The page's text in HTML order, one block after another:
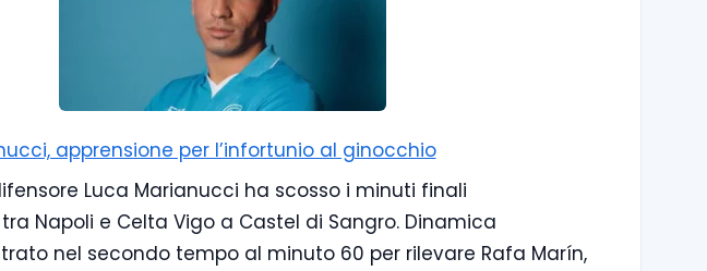
apprensione per l’infortunio al ginocchio
Luca Marianucci ha scosso i minuti finali
Napoli e Celta Vigo a Castel di Sangro. Dinamica
nel secondo tempo al minuto 60 per rilevare Rafa Marín,